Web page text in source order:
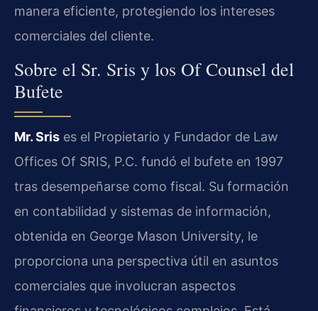
manera eficiente, protegiendo los intereses
comerciales del cliente.
Sobre el Sr. Sris y los Of Counsel del
Bufete
Mr. Sris es el Propietario y Fundador de Law
Offices Of SRIS, P.C. fundó el bufete en 1997
tras desempeñarse como fiscal. Su formación
en contabilidad y sistemas de información,
obtenida en George Mason University, le
proporciona una perspectiva útil en asuntos
comerciales que involucran aspectos